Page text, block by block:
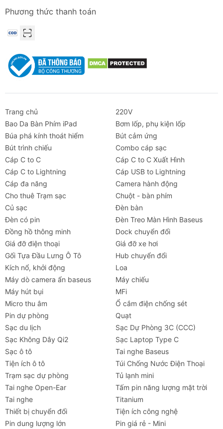
Phương thức thanh toán
Trang chủ
220V
Bao Da Bàn Phím iPad
Bơm lốp, phụ kiện lốp
Búa phá kính thoát hiểm
Bút cảm ứng
Bút trình chiếu
Combo cáp sạc
Cáp C to C
Cáp C to C Xuất Hình
Cáp C to Lightning
Cáp USB to Lightning
Cáp đa năng
Camera hành động
Cho thuê Trạm sạc
Chuột - bàn phím
Củ sạc
Đèn bàn
Đèn có pin
Đèn Treo Màn Hình Baseus
Đồng hồ thông minh
Dock chuyển đổi
Giá đỡ điện thoại
Giá đỡ xe hơi
Gối Tựa Đầu Lưng Ô Tô
Hub chuyển đổi
Kích nổ, khởi động
Loa
Máy dò camera ẩn baseus
Máy chiếu
Máy hút bụi
MFi
Micro thu âm
Ổ cắm điện chống sét
Pin dự phòng
Quạt
Sạc du lịch
Sạc Dự Phòng 3C (CCC)
Sạc Không Dây Qi2
Sạc Laptop Type C
Sạc ô tô
Tai nghe Baseus
Tiện ích ô tô
Túi Chống Nước Điện Thoại
Trạm sạc dự phòng
Tủ lạnh mini
Tai nghe Open-Ear
Tấm pin năng lượng mặt trời
Tai nghe
Titanium
Thiết bị chuyển đổi
Tiện ích công nghệ
Pin dung lượng lớn
Pin giá rẻ - Mini